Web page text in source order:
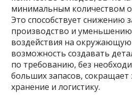
минимальным количеством
Это способствует снижению
производство и уменьшению
воздействия на окружающую
возможность создавать
по требованию, без
больших запасов, сокращает
хранение и логистику.